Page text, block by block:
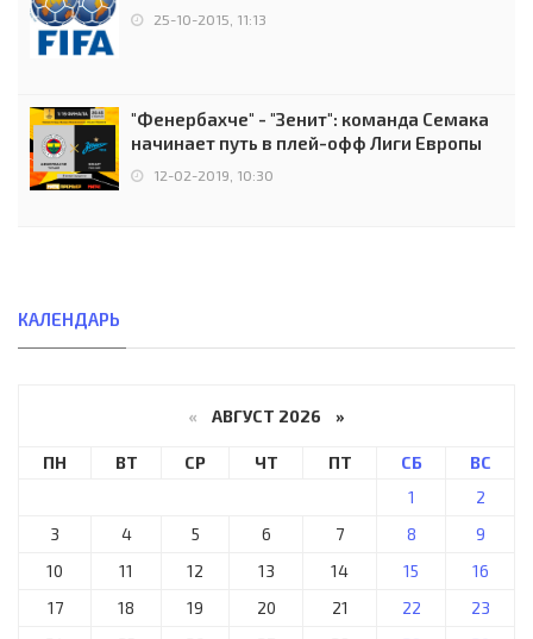
25-10-2015, 11:13
"Фенербахче" - "Зенит": команда Семака
начинает путь в плей-офф Лиги Европы
12-02-2019, 10:30
КАЛЕНДАРЬ
« АВГУСТ 2026 »
ПН ВТ СР ЧТ ПТ СБ
ВС
1
2
3
4 5 6 7 8
9
10
11 12 13 14 15
16
17
18 19 20 21 22
23